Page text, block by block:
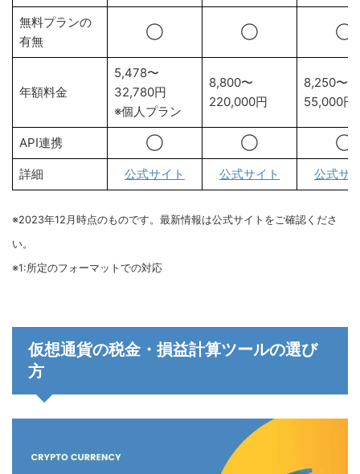
無料プランの
有無
◯ ◯ ◯
年額料金
5,478〜
32,780円
※個人プラン
8,800〜
220,000円
8,250〜
55,000円
API連携 ◯ ◯ ◯
詳細 公式サイト 公式サイト 公式サ
※2023年12月時点のものです。最新情報は公式サイトをご確認くださ
い。
※1:所定のフォーマットでの対応
仮想通貨の税金・損益計算ツールの選び
方